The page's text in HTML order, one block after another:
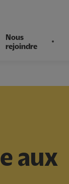
Nous
rejoindre
aux